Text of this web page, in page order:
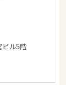
ビル5階